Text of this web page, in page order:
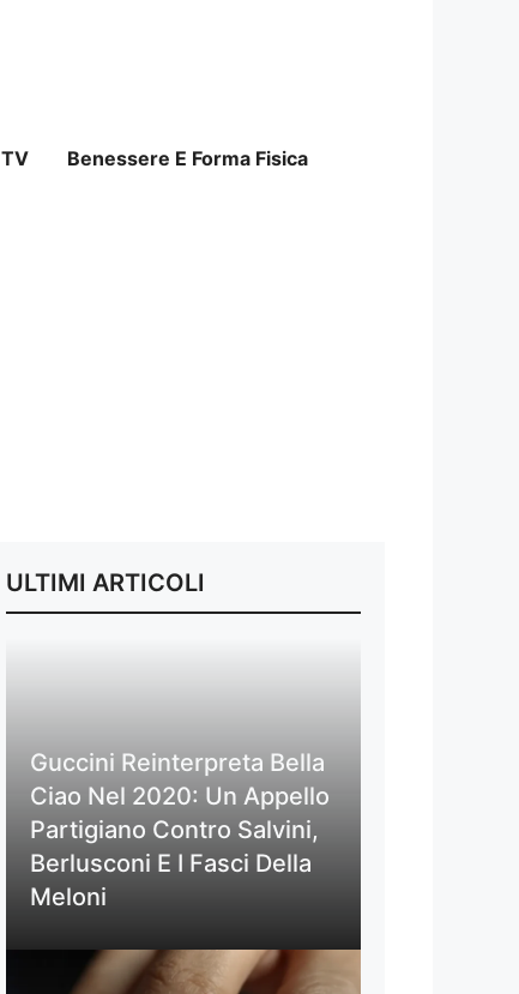
TV Benessere E Forma Fisica
ULTIMI ARTICOLI
Guccini Reinterpreta Bella
Ciao Nel 2020: Un Appello
Partigiano Contro Salvini,
Berlusconi E I Fasci Della
Meloni